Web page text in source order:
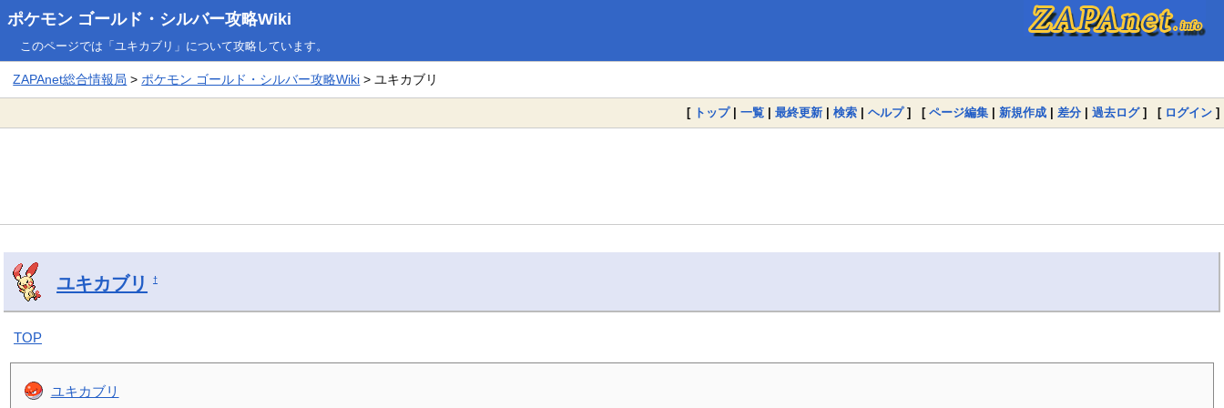
ポケモン ゴールド・シルバー攻略Wiki
このページでは「ユキカブリ」について攻略しています。
ZAPAnet総合情報局 >ポケモン ゴールド・シルバー攻略Wiki > ユキカブリ
[ トップ| 一覧 | 最終更新 | 検索 | ヘルプ] [ ページ編集 | 新規作成 | 差分 | 過去ログ] [ ログイン ]
ユキカブリ †
TOP
ユキカブリ